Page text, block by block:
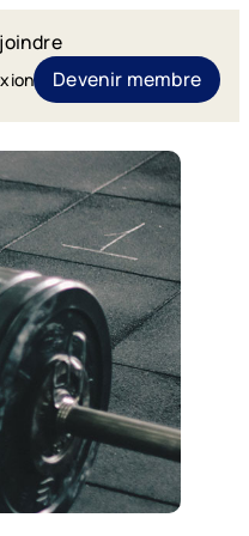
Devenir membre